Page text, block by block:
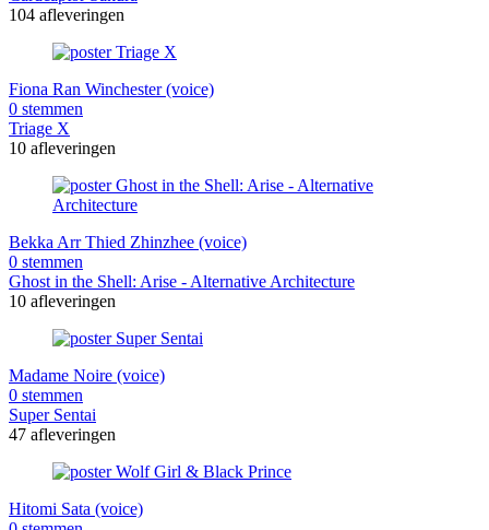
104 afleveringen
Fiona Ran Winchester (voice)
0 stemmen
Triage X
10 afleveringen
Bekka Arr Thied Zhinzhee (voice)
0 stemmen
Ghost in the Shell: Arise - Alternative Architecture
10 afleveringen
Madame Noire (voice)
0 stemmen
Super Sentai
47 afleveringen
Hitomi Sata (voice)